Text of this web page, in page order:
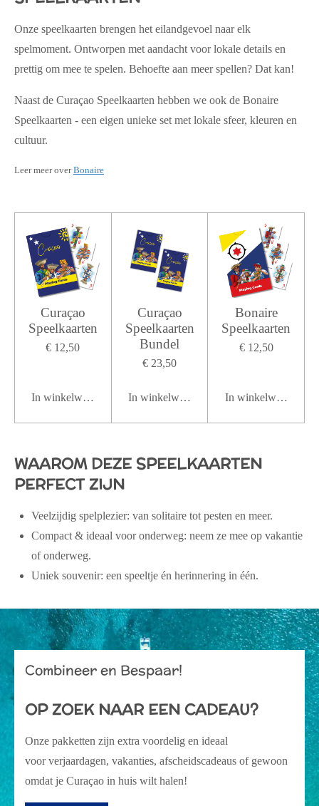
Onze speelkaarten brengen het eilandgevoel naar elk
spelmoment. Ontworpen met aandacht voor lokale details en
prettig om mee te spelen. Behoefte aan meer spellen? Dat kan!
Naast de Curaçao Speelkaarten hebben we ook de Bonaire
Speelkaarten - een eigen unieke set met lokale sfeer, kleuren en
cultuur.
Leer meer overBonaire
Curaçao
Speelkaarten
€ 12,50
In winkelwagen
Curaçao
Speelkaarten
Bundel
€ 23,50
In winkelwagen
Bonaire
Speelkaarten
€ 12,50
In winkelwagen
WAAROM DEZE SPEELKAARTEN
PERFECT ZIJN
Veelzijdig spelplezier: van solitaire tot pesten en meer.
Compact & ideaal voor onderweg: neem ze mee op vakantie
of onderweg.
Uniek souvenir: een speeltje én herinnering in één.
Combineer en Bespaar!
OP ZOEK NAAR EEN CADEAU?
Onze pakketten zijn extra voordelig en ideaal
voor verjaardagen, vakanties, afscheidscadeaus of gewoon
omdat je Curaçao in huis wilt halen!